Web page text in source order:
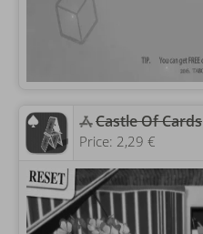
Castle Of Cards
Price: 2,29 €